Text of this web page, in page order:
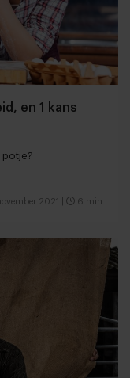
en 1 kans
potje?
2021 6 min